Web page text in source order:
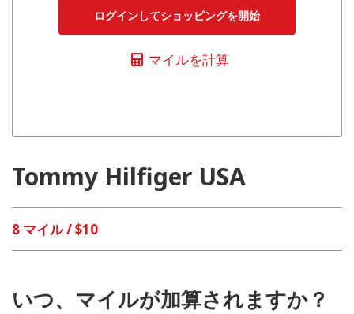
ログインしてショッピングを開始
マイルを計算
Tommy Hilfiger USA
8 マイル / $10
いつ、マイルが加算されますか？